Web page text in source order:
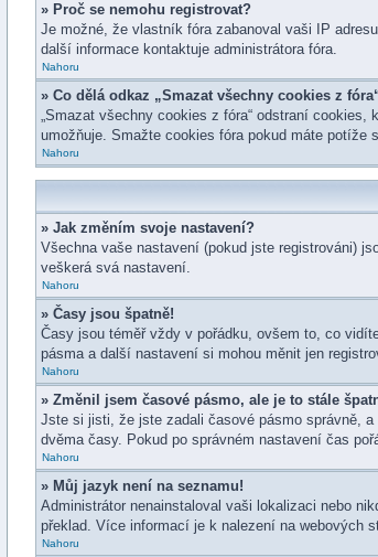
» Proč se nemohu registrovat?
Je možné, že vlastník fóra zabanoval vaši IP
další informace kontaktuje administrátora fóra.
Nahoru
» Co dělá odkaz „Smazat všechny cookies z
„Smazat všechny cookies z fóra“ odstraní
umožňuje. Smažte cookies fóra pokud máte potíže
Nahoru
» Jak změním svoje nastavení?
Všechna vaše nastavení (pokud jste registrováni)
veškerá svá nastavení.
Nahoru
» Časy jsou špatně!
Časy jsou téměř vždy v pořádku, ovšem to, co
pásma a další nastavení si mohou měnit jen
Nahoru
» Změnil jsem časové pásmo, ale je to stále
Jste si jisti, že jste zadali časové pásmo správně,
dvěma časy. Pokud po správném nastavení čas
Nahoru
» Můj jazyk není na seznamu!
Administrátor nenainstaloval vaši lokalizaci nebo
překlad. Více informací je k nalezení na webových
Nahoru